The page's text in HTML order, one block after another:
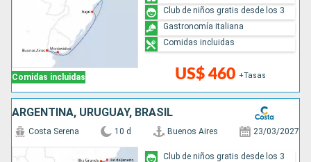
Comidas incluidas US$ 460 +Tasas
Club de niños gratis desde los 3
Gastronomía italiana
Comidas incluidas
ARGENTINA, URUGUAY, BRASIL
Costa Serena 10 d Buenos Aires 23/03/2027
Club de niños gratis desde los 3